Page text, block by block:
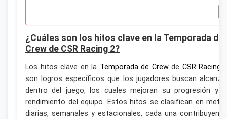
¿Cuáles son los hitos clave en la Temporada de
Crew de CSR Racing 2?
Los hitos clave en la Temporada de Crewde CSR Racing
son logros específicos que los jugadores buscan
dentro del juego, los cuales mejoran su progresión y
rendimiento del equipo. Estos hitos se clasifican en
diarias, semanales y estacionales, cada una